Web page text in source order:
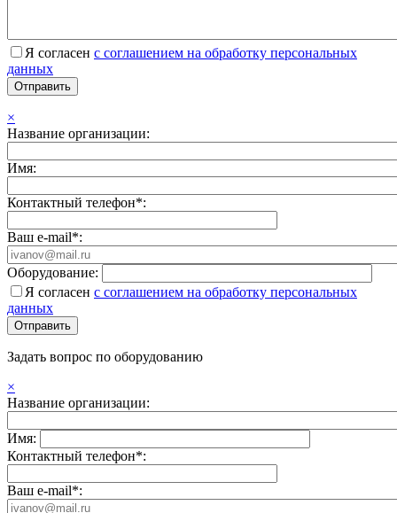
Я согласен с соглашением на обработку персональных
данных
×
Название организации:
Имя:
Контактный телефон*:
Ваш e-mail*:
Оборудование:
Я согласен с соглашением на обработку персональных
данных
Задать вопрос по оборудованию
×
Название организации:
Имя:
Контактный телефон*:
Ваш e-mail*: